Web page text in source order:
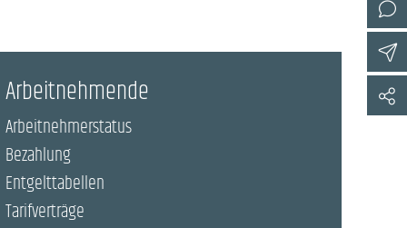
Arbeitnehmende
Arbeitnehmerstatus
Bezahlung
Entgelttabellen
Tarifverträge